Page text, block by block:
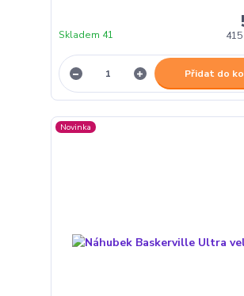
Skladem 41
Přidat do
Novinka